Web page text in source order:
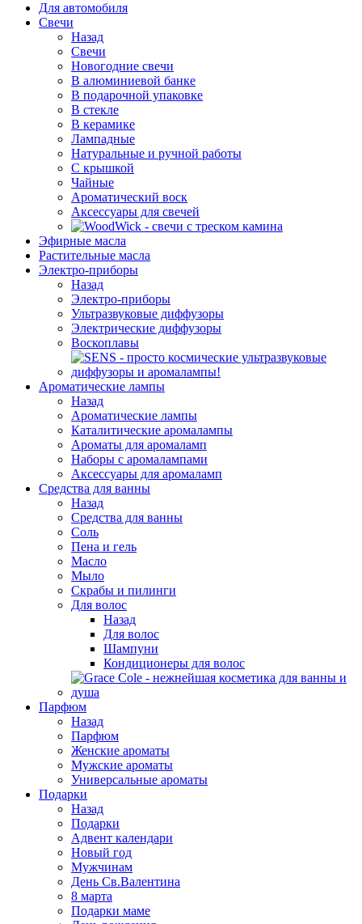
Для автомобиля
Свечи
Назад
Свечи
Новогодние свечи
В алюминиевой банке
В подарочной упаковке
В стекле
В керамике
Лампадные
Натуральные и ручной работы
С крышкой
Чайные
Ароматический воск
Аксессуары для свечей
Эфирные масла
Растительные масла
Электро-приборы
Назад
Электро-приборы
Ультразвуковые диффузоры
Электрические диффузоры
Воскоплавы
Ароматические лампы
Назад
Ароматические лампы
Каталитические аромалампы
Ароматы для аромаламп
Наборы с аромалампами
Аксессуары для аромаламп
Средства для ванны
Назад
Средства для ванны
Соль
Пена и гель
Масло
Мыло
Скрабы и пилинги
Для волос
Назад
Для волос
Шампуни
Кондиционеры для волос
Парфюм
Назад
Парфюм
Женские ароматы
Мужские ароматы
Универсальные ароматы
Подарки
Назад
Подарки
Адвент календари
Новый год
Мужчинам
День Св.Валентина
8 марта
Подарки маме